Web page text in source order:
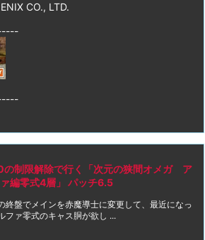
CO., LTD.
の制限解除で行く「次元の狭間オメガ ア
編零式4層」 パッチ6.5
終盤でメインを赤魔導士に変更して、最近になっ
ファ零式のキャス胴が欲し ...